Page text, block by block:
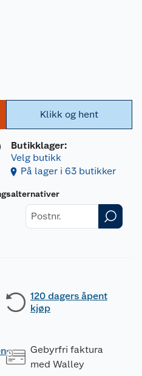
Klikk og hent
Butikklager:
Velg butikk
På lager i 63 butikker
120 dagers åpent
kjøp
Gebyrfri faktura
med Walley